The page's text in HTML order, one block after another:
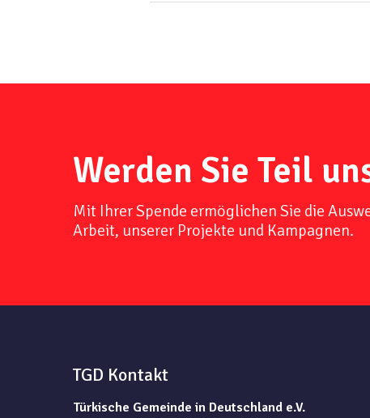
Werden Sie Teil
Mit Ihrer Spende ermöglichen Sie die
Arbeit, unserer Projekte und Kampagnen.
TGD Kontakt
Türkische Gemeinde in Deutschland e.V.